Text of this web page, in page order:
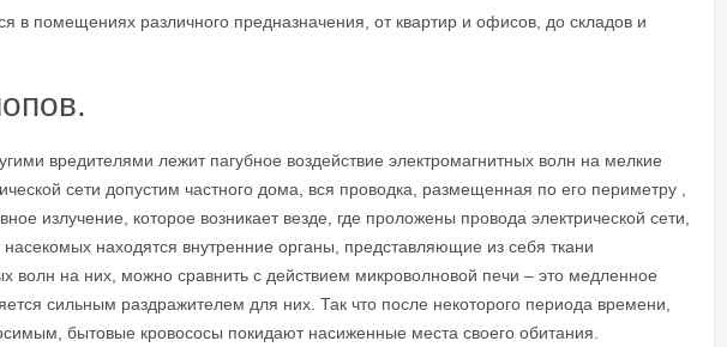
помещениях различного предназначения, от квартир и офисов, до складов и
вредителями лежит пагубное воздействие электромагнитных волн на мелкие
сети допустим частного дома, вся проводка, размещенная по его периметру ,
излучение, которое возникает везде, где проложены провода электрической сети,
находятся внутренние органы, представляющие из себя ткани
волн на них, можно сравнить с действием микроволновой печи – это медленное
сильным раздражителем для них. Так что после некоторого периода времени,
бытовые кровососы покидают насиженные места своего обитания.